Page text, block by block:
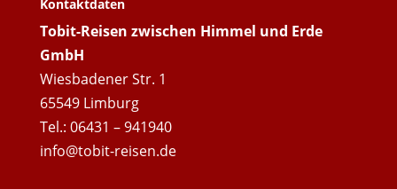
Kontaktdaten
Tobit-Reisen zwischen Himmel und Erde
GmbH
Wiesbadener Str. 1
65549 Limburg
Tel.: 06431 – 941940
info@tobit-reisen.de